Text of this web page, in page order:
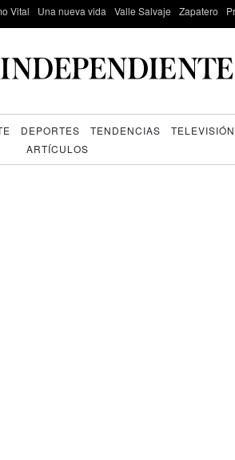
Vital Una nueva vida Valle Salvaje Zapatero
DEPORTES TENDENCIAS TELEVISIÓN
ARTÍCULOS